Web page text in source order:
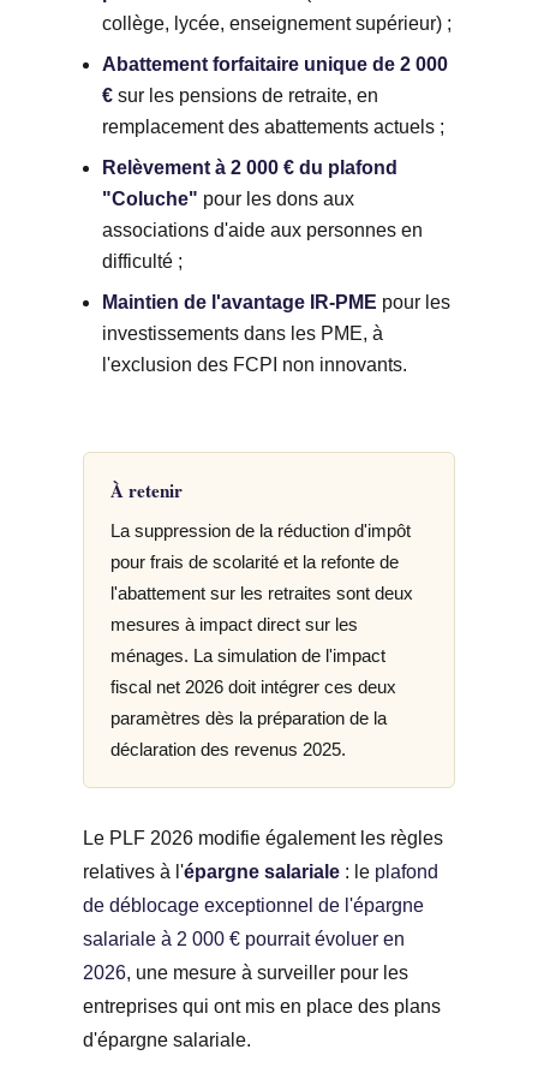
collège, lycée, enseignement supérieur) ;
Abattement forfaitaire unique de 2 000
€sur les pensions de retraite, en
remplacement des abattements actuels ;
Relèvement à 2 000 € du plafond
"Coluche" pour les dons aux
associations d'aide aux personnes en
difficulté ;
Maintien de l'avantage IR-PME pour les
investissements dans les PME, à
l'exclusion des FCPI non innovants.
À retenir
La suppression de la réduction d'impôt
pour frais de scolarité et la refonte de
l'abattement sur les retraites sont deux
mesures à impact direct sur les
ménages. La simulation de l'impact
fiscal net 2026 doit intégrer ces deux
paramètres dès la préparation de la
déclaration des revenus 2025.
Le PLF 2026 modifie également les règles
relatives à l'épargne salariale: le plafond
de déblocage exceptionnel de l'épargne
salariale à 2 000 € pourrait évoluer en
2026, une mesure à surveiller pour les
entreprises qui ont mis en place des plans
d'épargne salariale.